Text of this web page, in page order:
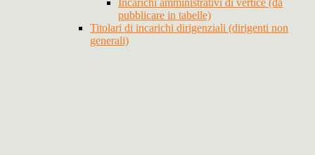
Incarichi amministrativi di vertice (da
pubblicare in tabelle)
Titolari di incarichi dirigenziali (dirigenti non
generali)